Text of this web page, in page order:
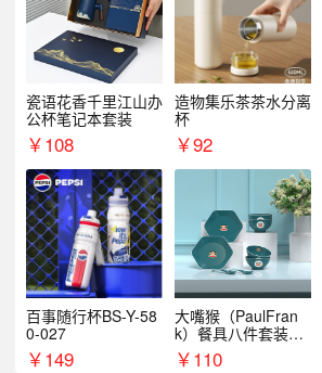
瓷语花香千里江山办
公杯笔记本套装
￥108
造物集乐茶茶水分离
杯
￥92
百事随行杯BS-Y-58
0-027
￥149
大嘴猴（PaulFran
k）餐具八件套装HC
T6007
￥110